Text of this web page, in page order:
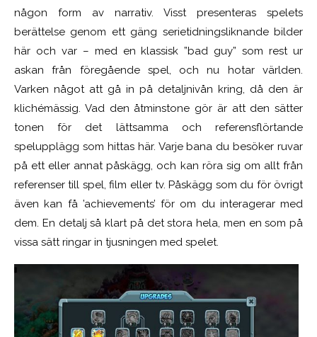
någon form av narrativ. Visst presenteras spelets
berättelse genom ett gäng serietidningsliknande bilder
här och var – med en klassisk ”bad guy” som rest ur
askan från föregående spel, och nu hotar världen.
Varken något att gå in på detaljnivån kring, då den är
klichémässig. Vad den åtminstone gör är att den sätter
tonen för det lättsamma och referensflörtande
spelupplägg som hittas här. Varje bana du besöker ruvar
på ett eller annat påskägg, och kan röra sig om allt från
referenser till spel, film eller tv. Påskägg som du för övrigt
även kan få ’achievements’ för om du interagerar med
dem. En detalj så klart på det stora hela, men en som på
vissa sätt ringar in tjusningen med spelet.